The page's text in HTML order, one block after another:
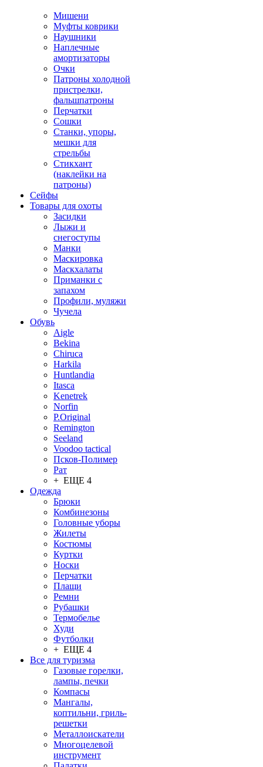
Мишени
Муфты коврики
Наушники
Наплечные
амортизаторы
Очки
Патроны холодной
пристрелки,
фальшпатроны
Перчатки
Сошки
Станки, упоры,
мешки для
стрельбы
Стикхант
(наклейки на
патроны)
Сейфы
Товары для охоты
Засидки
Лыжи и
снегоступы
Манки
Маскировка
Маскхалаты
Приманки с
запахом
Профили, муляжи
Чучела
Обувь
Aigle
Bekina
Chiruсa
Harkila
Huntlandia
Itasca
Kenetrek
Norfin
P.Original
Remington
Seeland
Voodoo tactical
Псков-Полимер
Рат
+ ЕЩЕ 4
Одежда
Брюки
Комбинезоны
Головные уборы
Жилеты
Костюмы
Куртки
Носки
Перчатки
Плащи
Ремни
Рубашки
Термобелье
Худи
Футболки
+ ЕЩЕ 4
Все для туризма
Газовые горелки,
лампы, печки
Компасы
Мангалы,
коптильни, гриль-
решетки
Металлоискатели
Многоцелевой
инструмент